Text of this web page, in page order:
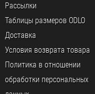
Рассылки
Таблицы размеров ODLO
Доставка
Условия возврата товара
Политика в отношении
обработки персональных